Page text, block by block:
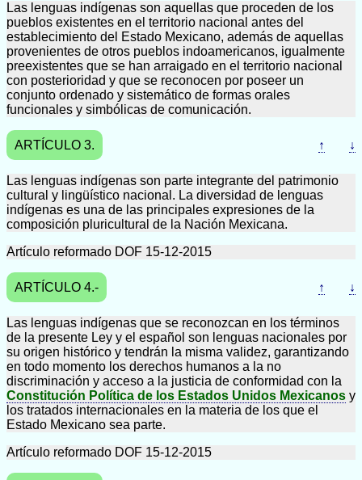
Las lenguas indígenas son aquellas que proceden de los
pueblos existentes en el territorio nacional antes del
establecimiento del Estado Mexicano, además de aquellas
provenientes de otros pueblos indoamericanos, igualmente
preexistentes que se han arraigado en el territorio nacional
con posterioridad y que se reconocen por poseer un
conjunto ordenado y sistemático de formas orales
funcionales y simbólicas de comunicación.
ARTÍCULO 3. ↑ ↓
Las lenguas indígenas son parte integrante del patrimonio
cultural y lingüístico nacional. La diversidad de lenguas
indígenas es una de las principales expresiones de la
composición pluricultural de la Nación Mexicana.
Artículo reformado DOF 15-12-2015
ARTÍCULO 4.- ↑ ↓
Las lenguas indígenas que se reconozcan en los términos
de la presente Ley y el español son lenguas nacionales por
su origen histórico y tendrán la misma validez, garantizando
en todo momento los derechos humanos a la no
discriminación y acceso a la justicia de conformidad con la
Constitución Política de los Estados Unidos Mexicanos y
los tratados internacionales en la materia de los que el
Estado Mexicano sea parte.
Artículo reformado DOF 15-12-2015